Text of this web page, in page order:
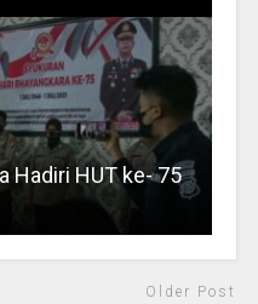
Hadiri HUT ke- 75
Older Post